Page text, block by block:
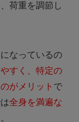
荷重を調節し
なっているの
すく、特定の
がメリット で
全身を満遍な